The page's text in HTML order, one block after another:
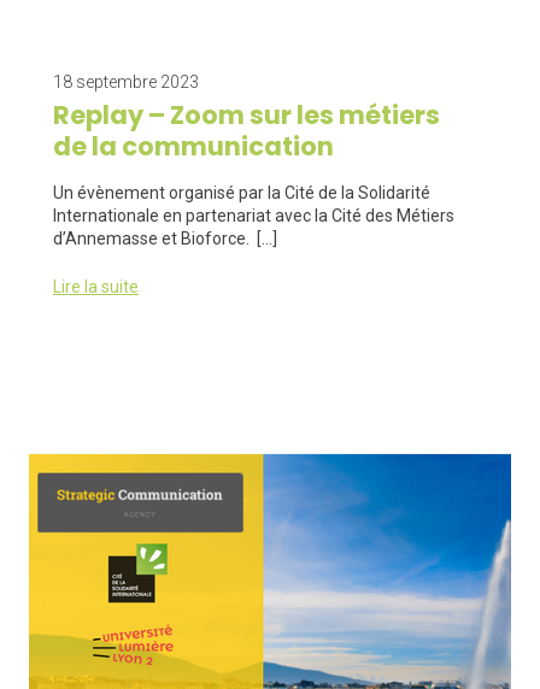
18 septembre 2023
Replay – Zoom sur les métiers
de la communication
Un évènement organisé par la Cité de la Solidarité
Internationale en partenariat avec la Cité des Métiers
d’Annemasse et Bioforce. […]
Lire la suite